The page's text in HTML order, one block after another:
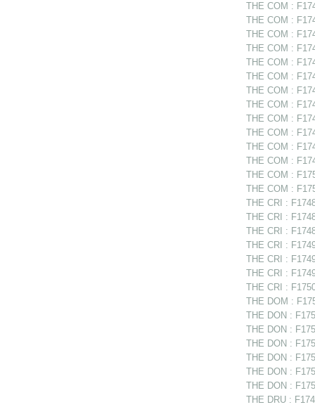
THE COM :
THE COM :
THE COM :
THE COM :
THE COM :
THE COM :
THE COM :
THE COM :
THE COM :
THE COM :
THE COM :
THE COM :
THE COM :
THE COM :
THE CRI :
THE CRI :
THE CRI :
THE CRI :
THE CRI :
THE CRI :
THE CRI :
THE DOM :
THE DON :
THE DON :
THE DON :
THE DON :
THE DON :
THE DON :
THE DRU :